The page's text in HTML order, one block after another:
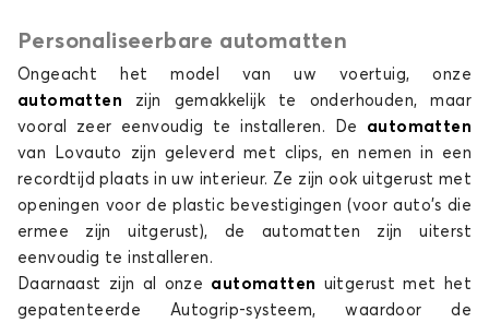
CITROEN
CUPRA
Automatten voor
DACIA
Automatten voor
DODGE
Automatten voor
DR
Automatten voor
DS
Personaliseerbare automatten
Ongeacht het model van uw voertuig, onze
automatten zijn gemakkelijk te onderhouden, maar
vooral zeer eenvoudig te installeren. De automatten
van Lovauto zijn geleverd met clips, en nemen in een
recordtijd plaats in uw interieur. Ze zijn ook uitgerust met
openingen voor de plastic bevestigingen (voor auto's die
ermee zijn uitgerust), de automatten zijn uiterst
eenvoudig te installeren.
Daarnaast zijn al onze automatten uitgerust met het
gepatenteerde Autogrip-systeem, waardoor de